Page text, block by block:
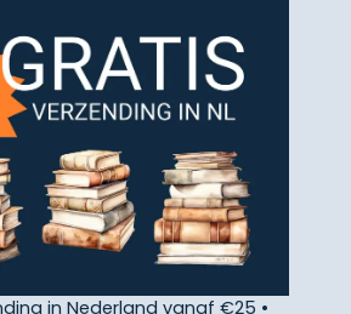
in Nederland vanaf €25 •